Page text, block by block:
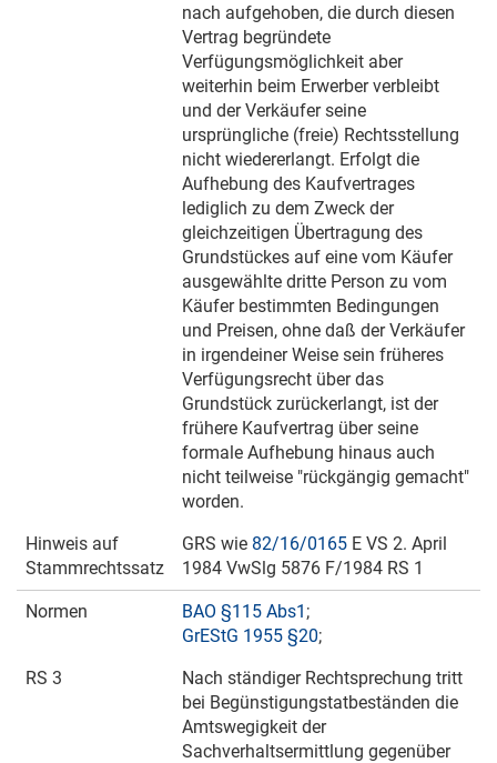
nach aufgehoben, die durch diesen
Vertrag begründete
Verfügungsmöglichkeit aber
weiterhin beim Erwerber verbleibt
und der Verkäufer seine
ursprüngliche (freie) Rechtsstellung
nicht wiedererlangt. Erfolgt die
Aufhebung des Kaufvertrages
lediglich zu dem Zweck der
gleichzeitigen Übertragung des
Grundstückes auf eine vom Käufer
ausgewählte dritte Person zu vom
Käufer bestimmten Bedingungen
und Preisen, ohne daß der Verkäufer
in irgendeiner Weise sein früheres
Verfügungsrecht über das
Grundstück zurückerlangt, ist der
frühere Kaufvertrag über seine
formale Aufhebung hinaus auch
nicht teilweise "rückgängig gemacht"
worden.
Hinweis auf
Stammrechtssatz
GRS wie 82/16/0165 E VS 2. April
1984 VwSlg 5876 F/1984 RS 1
Normen BAO §115 Abs1 ;
GrEStG 1955 §20;
RS 3
Nach ständiger Rechtsprechung tritt
bei Begünstigungstatbeständen die
Amtswegigkeit der
Sachverhaltsermittlung gegenüber